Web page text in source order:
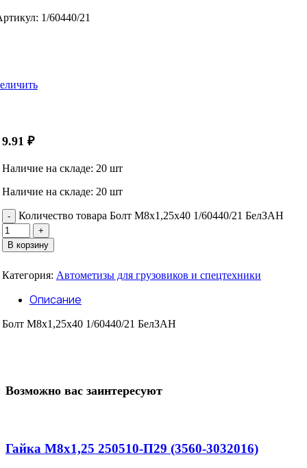
1/60440/21
9.91 ₽
Наличие на складе: 20 шт
Наличие на складе: 20 шт
Количество товара Болт М8х1,25х40 1/60440/21 БелЗАН
В корзину
Категория: Автометизы для грузовиков и спецтехники
Описание
Болт М8х1,25х40 1/60440/21 БелЗАН
Возможно вас заинтересуют
Гайка М8х1,25 250510-П29 (3560-3032016)